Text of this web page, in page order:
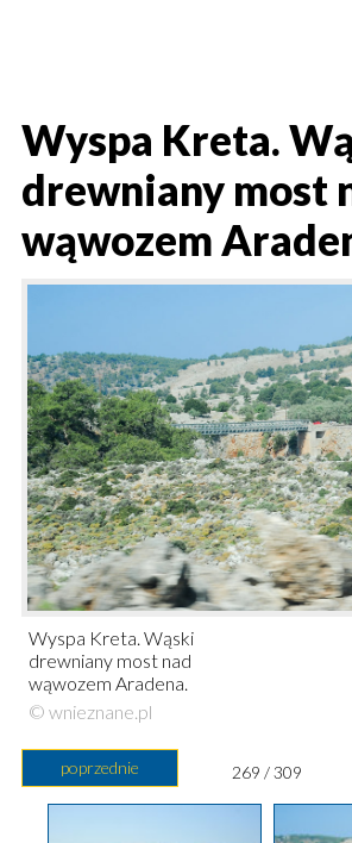
Wyspa Kreta.
drewniany most
wąwozem
Wyspa Kreta. Wąski
drewniany most nad
wąwozem Aradena.
© wnieznane.pl
poprzednie 269 / 309